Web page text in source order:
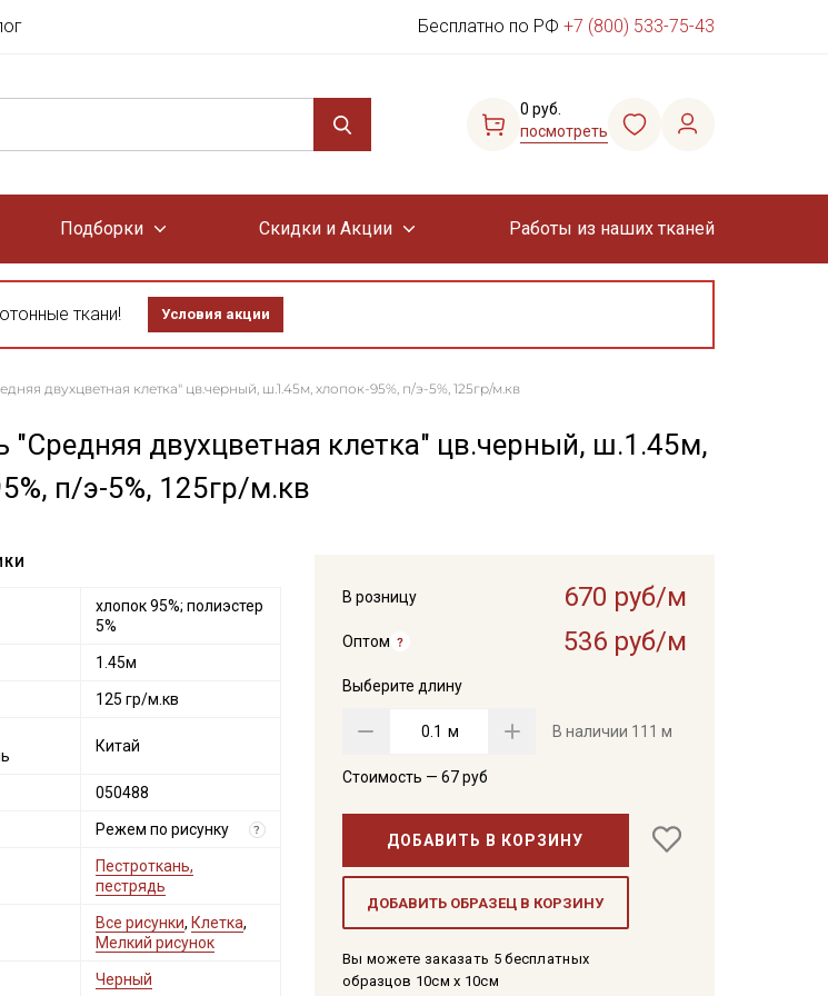
Бесплатно по РФ +7 (800) 533-75-43
0 руб.
посмотреть
Подборки Скидки и Акции Работы из наших тканей
ткани! Условия акции
двухцветная клетка" цв.черный, ш.1.45м, хлопок-95%, п/э-5%, 125гр/м.кв
"Средняя двухцветная клетка" цв.черный, ш.1.45м,
п/э-5%, 125гр/м.кв
В розницу 670 руб/м
Оптом 536 руб/м
Выберите длину
м В наличии 111 м
Стоимость — 67руб
ДОБАВИТЬ В КОРЗИНУ
ДОБАВИТЬ ОБРАЗЕЦ В КОРЗИНУ
Вы можете заказать 5 бесплатных
образцов 10см x 10см
хлопок 95%; полиэстер
5%
1.45м
125 гр/м.кв
Китай
050488
Режем по рисунку ?
Пестроткань,
пестрядь
Все рисунки, Клетка,
Мелкий рисунок
Черный